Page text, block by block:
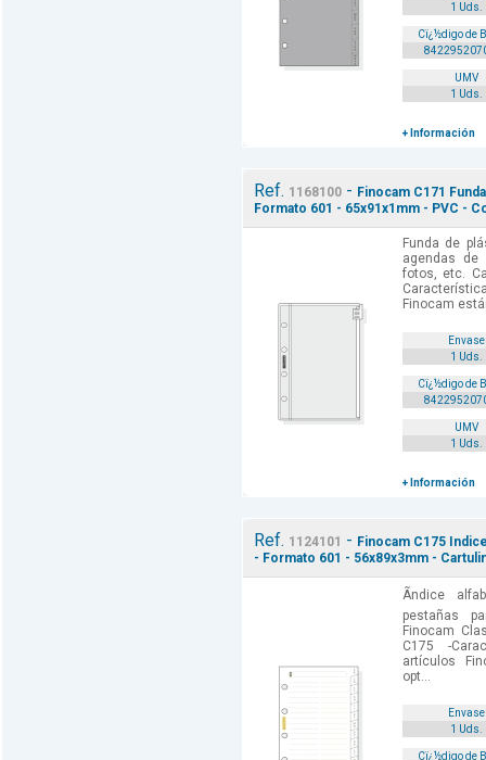
1 Uds.
Cï¿½digo de
UMV
1 Uds.
+ Información
Ref. 1168100- Finocam C171
Formato 601 - 65x91x1mm - PVC -
Funda de
agendas de
fotos, etc.
Finocam
Envase
1 Uds.
Cï¿½digo de
UMV
1 Uds.
+ Información
Ref. 1124101 - Finocam C175
- Formato 601 - 56x89x3mm -
Ãndice
pestañas
Finocam
C175 -
artículos
opt...
Envase
1 Uds.
Cï¿½digo de